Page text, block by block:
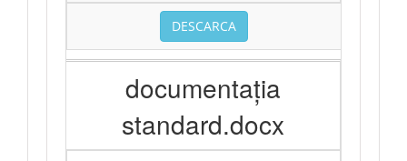
DESCARCA
documentația
standard.docx